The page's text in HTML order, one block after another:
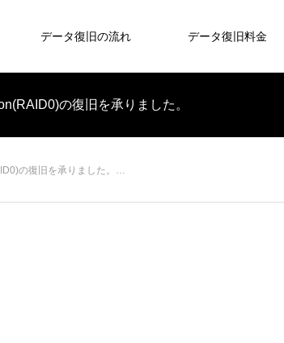
データ復旧の流れ データ復旧料金
の復旧を承りました。
の復旧を承りました。…